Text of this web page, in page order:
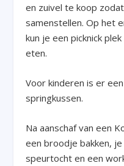
en zuivel te koop
samenstellen. Op het
kun je een picknick
eten.
Voor kinderen is er
springkussen.
Na aanschaf van een
een broodje bakken,
speurtocht en een